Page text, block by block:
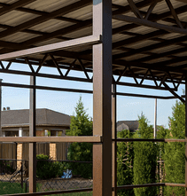
покрытия
отличается
эксплуатационными
элементы,
специфики участка.
из размера зоны
Устройство
как для
больших объектов.